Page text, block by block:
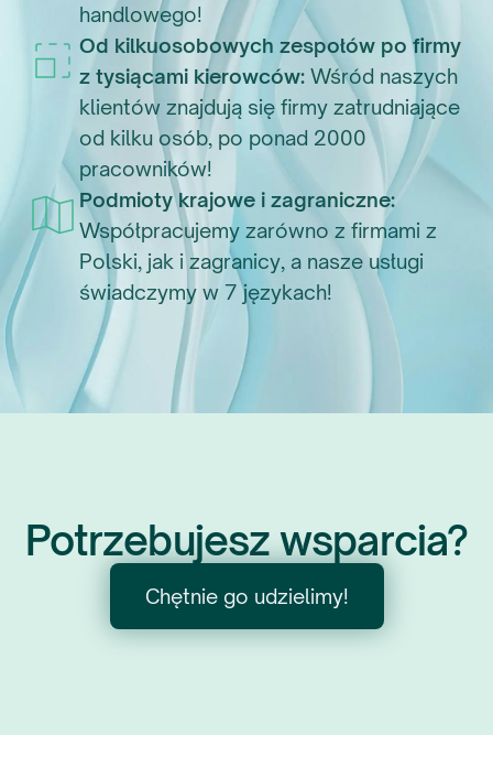
handlowego!
Od kilkuosobowych zespołów po firmy
z tysiącami kierowców: Wśród naszych
klientów znajdują się firmy zatrudniające
od kilku osób, po ponad 2000
pracowników!
Podmioty krajowe i zagraniczne:
Współpracujemy zarówno z firmami z
Polski, jak i zagranicy, a nasze usługi
świadczymy w 7 językach!
Potrzebujesz wsparcia?
Chętnie go udzielimy!